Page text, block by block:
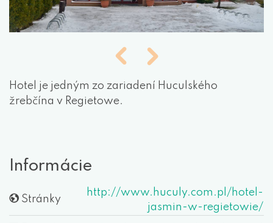
Hotel je jedným zo zariadení Huculského
žrebčína v Regietowe.
Informácie
Stránky
http://www.huculy.com.pl/hotel-
jasmin-w-regietowie/